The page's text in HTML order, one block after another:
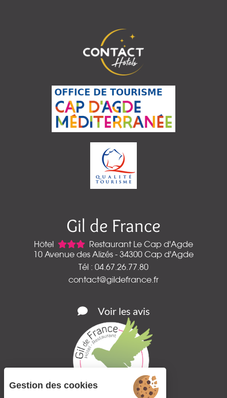
Gil de France
Hôtel
Restaurant Le Cap d'Agde
10 Avenue des Alizés - 34300 Cap d'Agde
Tél : 04.67.26.77.80
contact@gildefrance.fr
Voir les avis
Gestion des cookies